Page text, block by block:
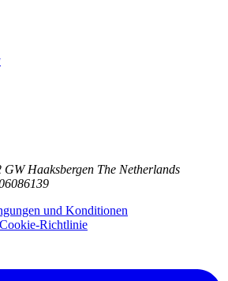
GW Haaksbergen The Netherlands
und Konditionen
Richtlinie